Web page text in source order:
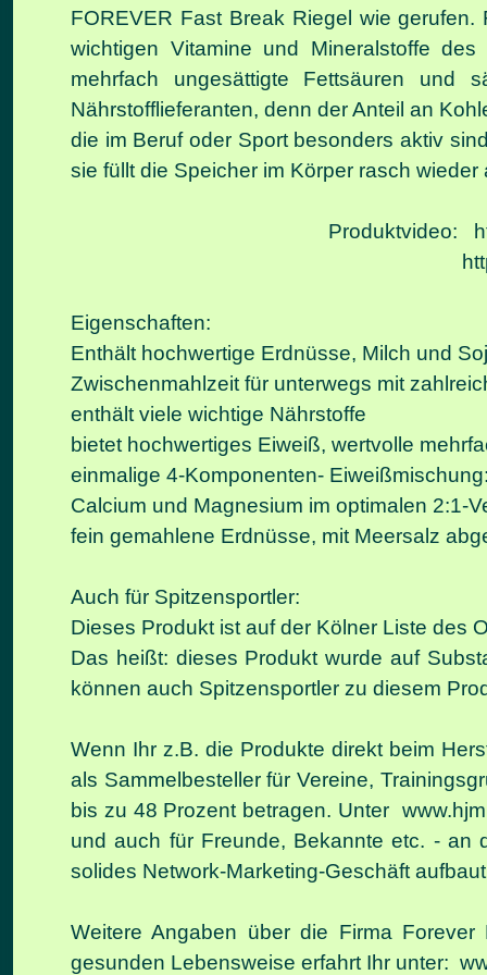
FOREVER Fast Break Riegel wie
wichtigen Vitamine und Mineralstoffe
mehrfach ungesättigte Fettsäuren und
Nährstofflieferanten, denn der Anteil an
die im Beruf oder Sport besonders aktiv
sie füllt die Speicher im Körper rasch
Produktvideo:
Eigenschaften:
Enthält hochwertige Erdnüsse, Milch und
Zwischenmahlzeit für unterwegs mit
enthält viele wichtige Nährstoffe
bietet hochwertiges Eiweiß, wertvolle
einmalige 4-Komponenten-
Calcium und Magnesium im optimalen 2:1-
fein gemahlene Erdnüsse, mit Meersalz
Auch für Spitzensportler:
Dieses Produkt ist auf der Kölner Liste des
Das heißt: dieses Produkt wurde auf
können auch Spitzensportler zu diesem
Wenn Ihr z.B. die Produkte direkt beim
als Sammelbesteller für Vereine,
bis zu 48 Prozent betragen. Unter
und auch für Freunde, Bekannte etc. - an
solides Network-Marketing-Geschäft
Weitere Angaben über die Firma
gesunden Lebensweise erfahrt Ihr unter: